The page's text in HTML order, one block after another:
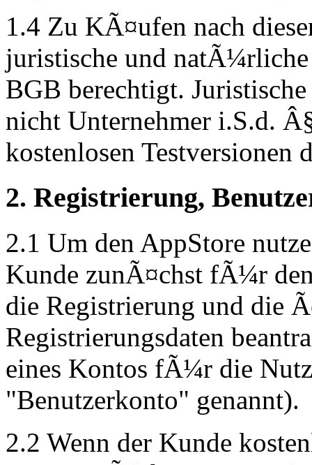
1.4 Zu KÃ¤ufen nach
juristische und
BGB berechtigt.
nicht Unternehmer i.S.d.
kostenlosen Testversionen
2. Registrierung,
2.1 Um den AppStore
Kunde zunÃ¤chst fÃ¼r
die Registrierung und die
Registrierungsdaten
eines Kontos fÃ¼r die
"Benutzerkonto" genannt).
2.2 Wenn der Kunde